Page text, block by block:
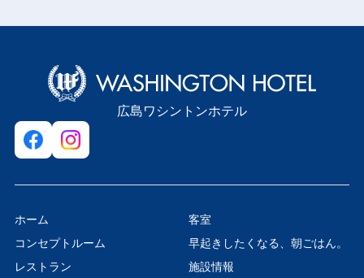
広島ワシントンホテル
ホーム
客室
コンセプトルーム
早起きしたくなる、朝ごはん。
レストラン
施設情報